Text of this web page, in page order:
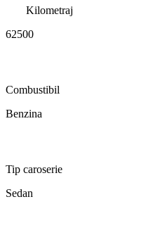
Kilometraj
62500
Combustibil
Benzina
Tip caroserie
Sedan